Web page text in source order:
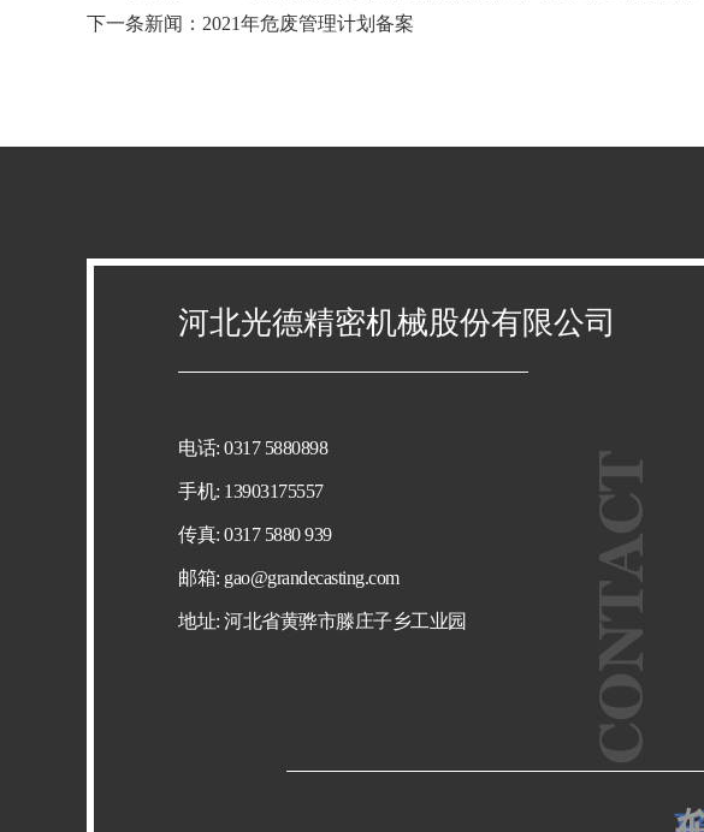
下一条新闻： 2021年危废管理计划备案
河北光德精密机械股份有限公司
电话: 0317 5880898
手机: 13903175557
传真: 0317 5880 939
邮箱: gao@grandecasting.com
地址: 河北省黄骅市滕庄子乡工业园 CONTACT